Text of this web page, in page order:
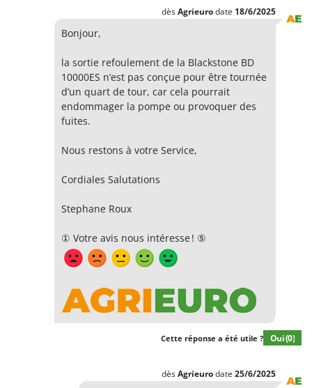
dèsAgrieurodate 18/6/2025
Bonjour,
la sortie refoulement de la Blackstone BD
10000ES n’est pas conçue pour être tournée
d’un quart de tour, car cela pourrait
endommager la pompe ou provoquer des
fuites.
Nous restons à votre Service,
Cordiales Salutations
Stephane Roux
① Votre avis nous intéresse ! ⑤
Cette réponse a été utile ? Oui(0)
dèsAgrieurodate 25/6/2025